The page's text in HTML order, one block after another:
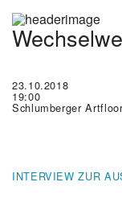
23.10.2018
19:00
Schlumberger
INTERVIEW ZUR